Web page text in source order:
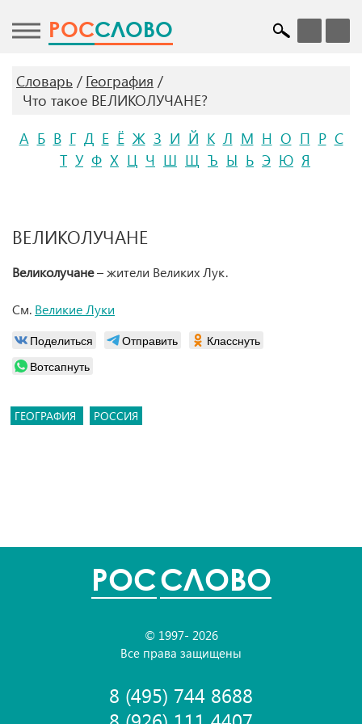
POCСЛОВО
Словарь
География
Что такое ВЕЛИКОЛУЧАНЕ?
А Б В Г Д Е Ё Ж З И Й К Л М Н О П Р С
Т У Ф Х Ц Ч Ш Щ Ъ Ы Ь Э Ю Я
ВЕЛИКОЛУЧАНЕ
Великолучане– жители Великих Лук.
См. Великие Луки
Поделиться Отправить
Класснуть
Вотсапнуть
ГЕОГРАФИЯ РОССИЯ
POCСЛОВО
© 1997- 2026
Все права защищены
8 (495) 744 8688